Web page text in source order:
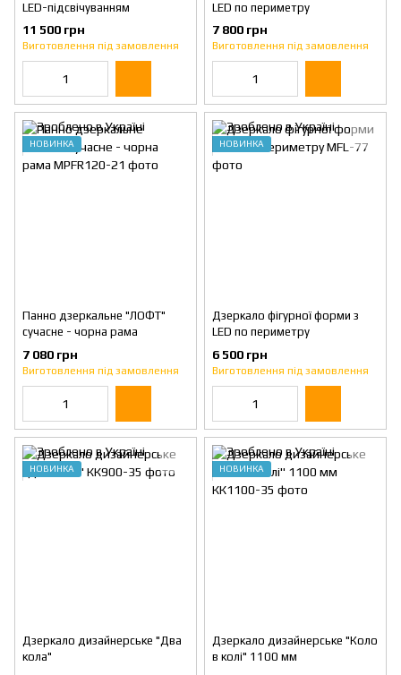
LED-підсвічуванням
11 500 грн
Виготовлення під замовлення
LED по периметру
7 800 грн
Виготовлення під замовлення
НОВИНКА
Панно дзеркальне "ЛОФТ"
сучасне - чорна рама
7 080 грн
Виготовлення під замовлення
НОВИНКА
Дзеркало фігурної форми з
LED по периметру
6 500 грн
Виготовлення під замовлення
НОВИНКА
Дзеркало дизайнерське "Два
кола"
НОВИНКА
Дзеркало дизайнерське "Коло
в колі" 1100 мм